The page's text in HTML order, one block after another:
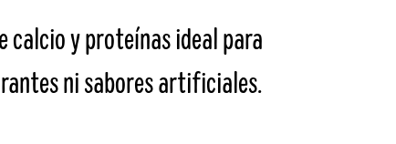
calcio y proteínas ideal para
ni sabores artificiales.